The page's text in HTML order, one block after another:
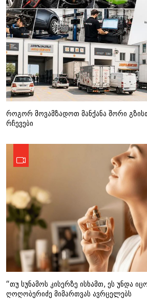
როგორ მოვამზადოთ მანქანა შორი
რჩევები
“თუ სუნამოს კისერზე ისხამთ, ეს უნდა
ღოღობერიძე მიმართვას ავრცელებს